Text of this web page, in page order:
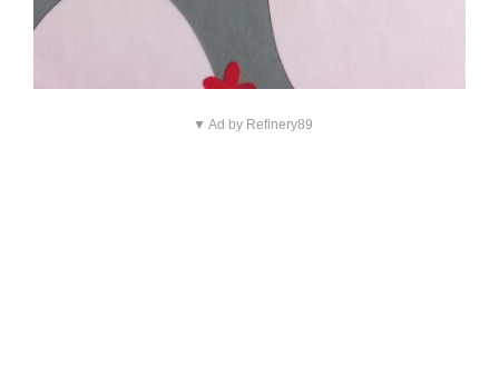
▼ Ad by Refinery89